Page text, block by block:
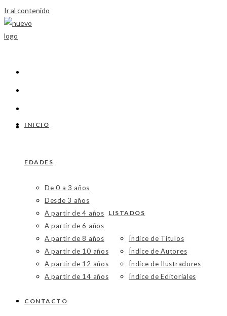
Ir al contenido
INICIO
EDADES
De 0 a 3 años
Desde 3 años
A partir de 4 años
A partir de 6 años
A partir de 8 años
A partir de 10 años
A partir de 12 años
A partir de 14 años
LISTADOS
Índice de Títulos
Índice de Autores
Índice de Ilustradores
Índice de Editoriales
CONTACTO